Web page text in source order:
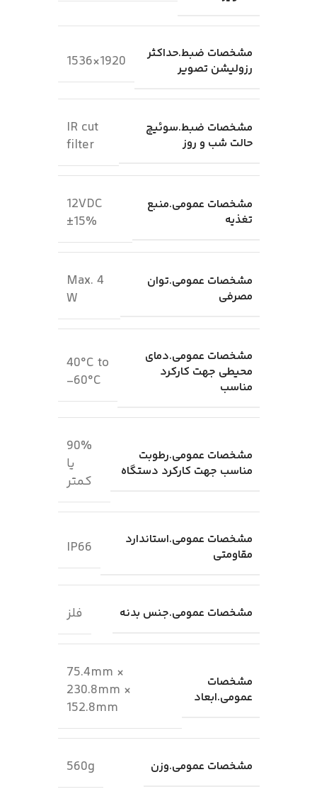
مشخصات ضبط.حداکثر
رزولیشن تصویر
1920×1536
مشخصات ضبط.سوئیچ
حالت شب و روز
IR cut
filter
مشخصات عمومی.منبع
تغذیه
12VDC
±15%
مشخصات عمومی.توان
مصرفی
Max. 4
W
مشخصات عمومی.دمای
محیطی جهت کارکرد
مناسب
40°C to
60°C-
مشخصات عمومی.رطوبت
مناسب جهت کارکرد دستگاه
90%
یا
کمتر
مشخصات عمومی.استاندارد
مقاومتی
IP66
مشخصات عمومی.جنس بدنه فلز
مشخصات
عمومی.ابعاد
75.4mm ×
230.8mm ×
152.8mm
مشخصات عمومی.وزن 560g